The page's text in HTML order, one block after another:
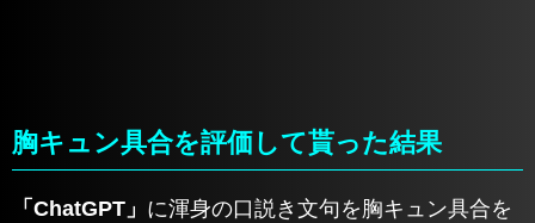
胸キュン具合を評価して貰った結果
「ChatGPT」 に渾身の口説き文句を胸キュン具合を